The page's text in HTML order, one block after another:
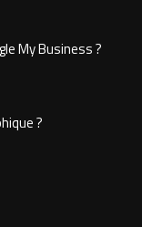
My Business ?
?